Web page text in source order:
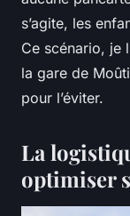
s’agite, les
Ce scénario, je
la gare de
pour l’éviter.
La
optimiser